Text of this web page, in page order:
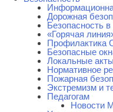
Дорожная
Безопасность
«Горячая
Профилактика
Безопасные
Локальные
Нормативное
Пожарная
Экстремизм и
Педагогам
Новости